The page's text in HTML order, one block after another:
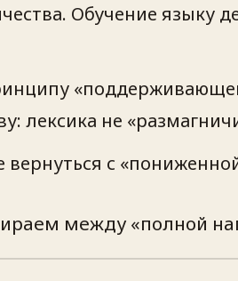
Обучение языку
лексика не
с
между «полной